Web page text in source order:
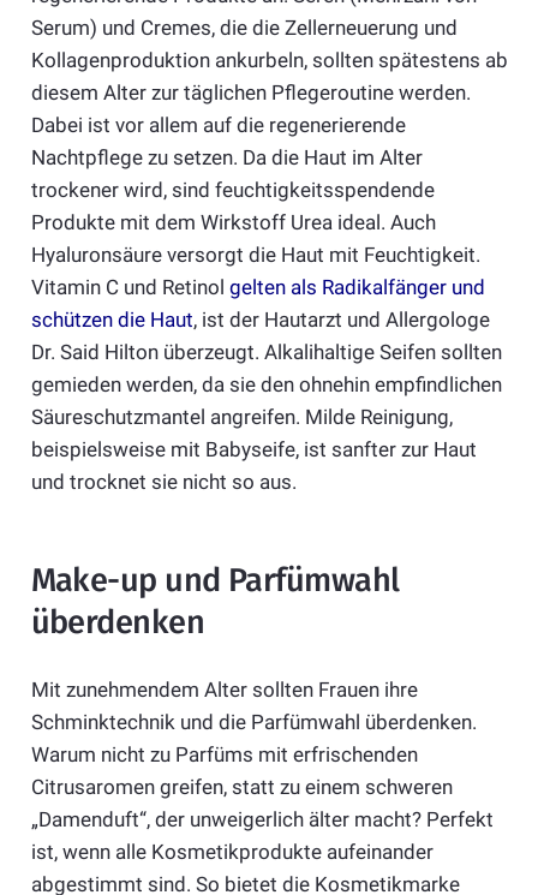
Serum) und Cremes, die die Zellerneuerung und
Kollagenproduktion ankurbeln, sollten spätestens ab
diesem Alter zur täglichen Pflegeroutine werden.
Dabei ist vor allem auf die regenerierende
Nachtpflege zu setzen. Da die Haut im Alter
trockener wird, sind feuchtigkeitsspendende
Produkte mit dem Wirkstoff Urea ideal. Auch
Hyaluronsäure versorgt die Haut mit Feuchtigkeit.
Vitamin C und Retinol gelten als Radikalfänger und
schützen die Haut, ist der Hautarzt und Allergologe
Dr. Said Hilton überzeugt. Alkalihaltige Seifen sollten
gemieden werden, da sie den ohnehin empfindlichen
Säureschutzmantel angreifen. Milde Reinigung,
beispielsweise mit Babyseife, ist sanfter zur Haut
und trocknet sie nicht so aus.
Make-up und Parfümwahl
überdenken
Mit zunehmendem Alter sollten Frauen ihre
Schminktechnik und die Parfümwahl überdenken.
Warum nicht zu Parfüms mit erfrischenden
Citrusaromen greifen, statt zu einem schweren
„Damenduft“, der unweigerlich älter macht? Perfekt
ist, wenn alle Kosmetikprodukte aufeinander
abgestimmt sind. So bietet die Kosmetikmarke